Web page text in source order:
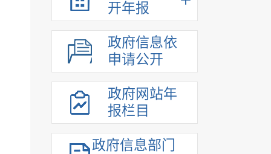
开年报
政府信息依
申请公开
政府网站年
报栏目
政府信息部门